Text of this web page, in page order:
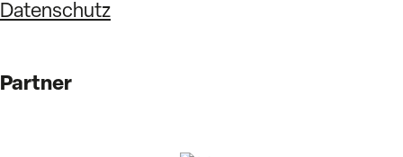
Datenschutz
Partner